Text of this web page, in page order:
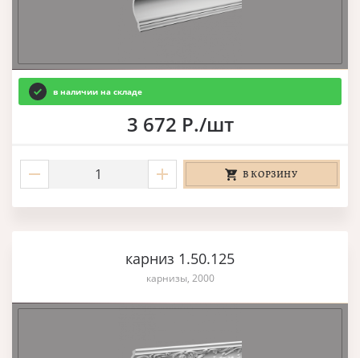
в наличии на складе
3 672 Р./шт
В КОРЗИНУ
карниз 1.50.125
карнизы, 2000